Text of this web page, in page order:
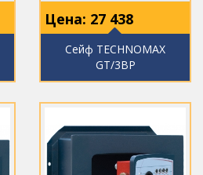
Цена: 27 438
Сейф TECHNOMAX
GT/3ВP